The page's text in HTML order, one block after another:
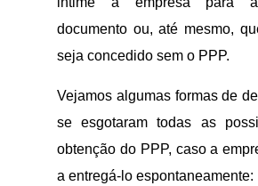
documento ou, até mesmo,
seja concedido sem o PPP.
Vejamos algumas formas de
se esgotaram todas as
obtenção do PPP, caso a
a entregá-lo espontaneamente: